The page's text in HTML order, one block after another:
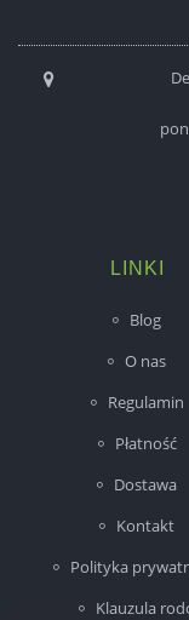
LINKI
Blog
O nas
Regulamin
Płatność
Dostawa
Kontakt
Polityka
Klauzula